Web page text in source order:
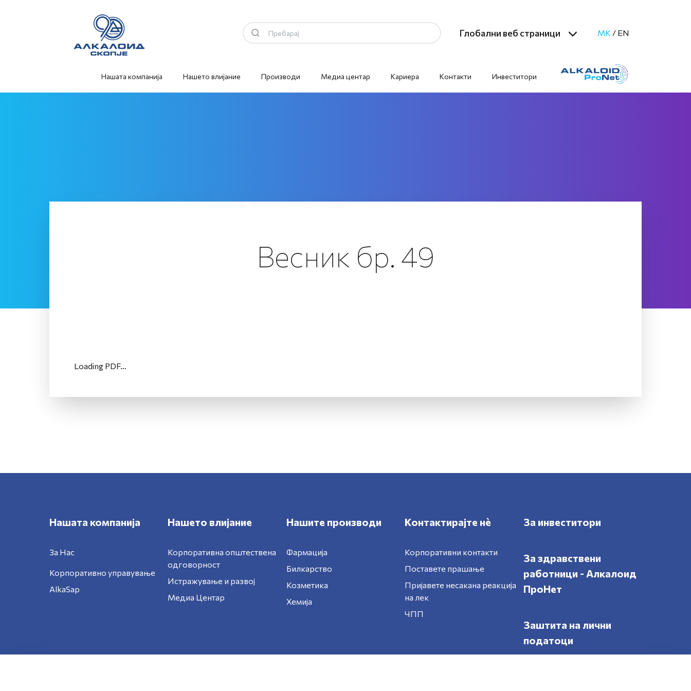
Глобални веб страници MK / EN
Нашата компанија Нашето влијание Производи Медиа центар Кариера Контакти Инвеститори
Весник бр. 49
Loading PDF…
Нашата компанија
За Нас
Корпоративно управување
AlkaSap
Нашето влијание
Корпоративна општествена
одговорност
Истражување и развој
Медиа Центар
Нашите производи
Фармација
Билкарство
Козметика
Хемија
Контактирајте нè
Корпоративни контакти
Поставете прашање
Пријавете несакана реакција
на лек
ЧПП
За инвеститори
За здравствени
работници - Алкалоид
ПроНет
Заштита на лични
податоци